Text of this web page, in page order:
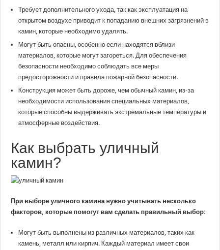
Требует дополнительного ухода, так как эксплуатация на
открытом воздухе приводит к попаданию внешних загрязнений в
камин, которые необходимо удалять.
Могут быть опасны, особенно если находятся вблизи
материалов, которые могут загореться. Для обеспечения
безопасности необходимо соблюдать все меры
предосторожности и правила пожарной безопасности.
Конструкция может быть дороже, чем обычный камин, из-за
необходимости использования специальных материалов,
которые способны выдерживать экстремальные температуры и
атмосферные воздействия.
Как выбрать уличный
камин?
При выборе уличного камина нужно учитывать несколько
факторов, которые помогут вам сделать правильный выбор:
Могут быть выполнены из различных материалов, таких как
камень, металл или кирпич. Каждый материал имеет свои